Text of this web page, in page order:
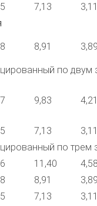
7,13
8,91
по двум
9,83
7,13
по трем
11,40
8,91
7,13